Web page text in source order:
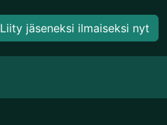
Liity jäseneksi ilmaiseksi nyt